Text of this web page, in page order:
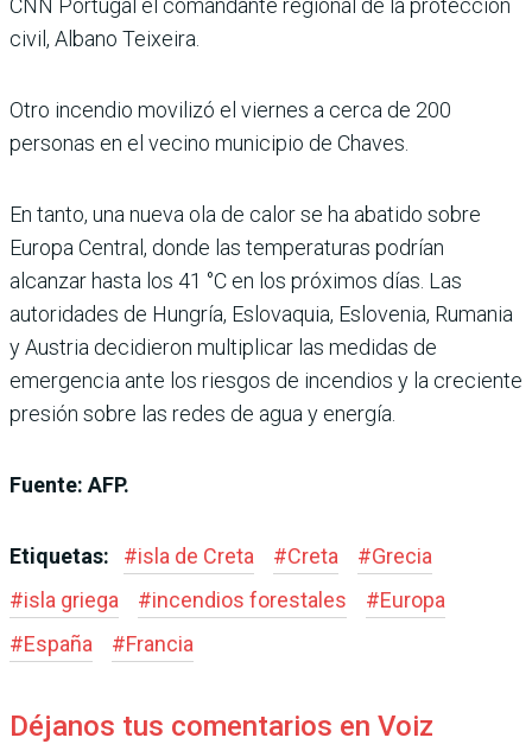
CNN Portugal el comandante regional de la protección
civil, Albano Teixeira.
Otro incendio movilizó el viernes a cerca de 200
personas en el vecino municipio de Chaves.
En tanto, una nueva ola de calor se ha abatido sobre
Europa Central, donde las temperaturas podrían
alcanzar hasta los 41 °C en los próximos días. Las
autoridades de Hungría, Eslovaquia, Eslovenia, Rumania
y Austria decidieron multiplicar las medidas de
emergencia ante los riesgos de incendios y la creciente
presión sobre las redes de agua y energía.
Fuente: AFP.
Etiquetas: #isla de Creta #Creta #Grecia
#isla griega #incendios forestales #Europa
#España #Francia
Déjanos tus comentarios en Voiz